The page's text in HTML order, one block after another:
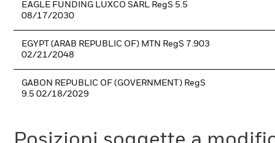
EAGLE FUNDING LUXCO SARL RegS 5.5
08/17/2030
EGYPT (ARAB REPUBLIC OF) MTN RegS 7.903
02/21/2048
GABON REPUBLIC OF (GOVERNMENT) RegS
9.5 02/18/2029